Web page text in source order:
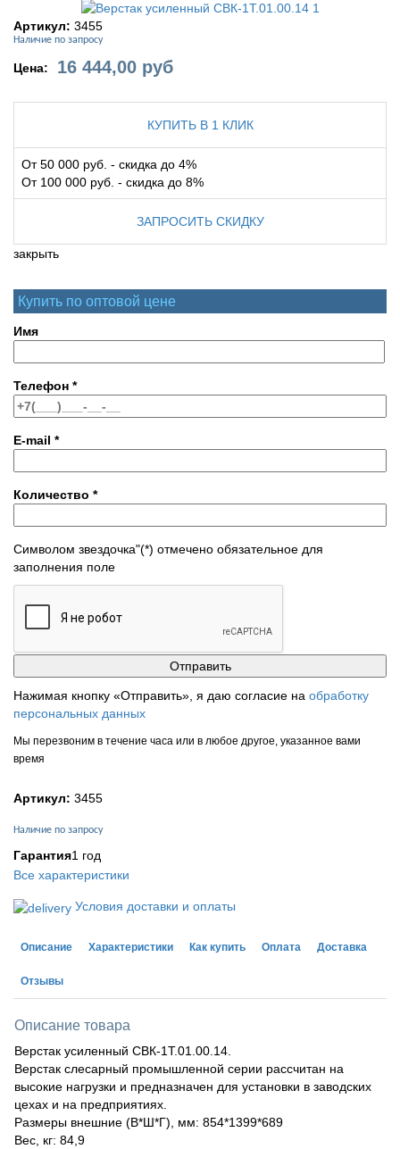
Артикул: 3455
Наличие по запросу
Цена: 16 444,00 руб
КУПИТЬ В 1 КЛИК
От 50 000 руб. - скидка до 4%
От 100 000 руб. - скидка до 8%
ЗАПРОСИТЬ СКИДКУ
закрыть
Купить по оптовой цене
Имя
Телефон *
E-mail *
Количество *
Символом звездочка"(*) отмечено обязательное для
заполнения поле
Нажимая кнопку «Отправить», я даю согласие на обработку
персональных данных
Мы перезвоним в течение часа или в любое другое, указанное вами
время
Артикул: 3455
Наличие по запросу
Гарантия1 год
Все характеристики
Условия доставки и оплаты
Описание Характеристики Как купить Оплата Доставка
Отзывы
Описание товара
Верстак усиленный СВК-1Т.01.00.14.
Верстак слесарный промышленной серии рассчитан на
высокие нагрузки и предназначен для установки в заводских
цехах и на предприятиях.
Размеры внешние (В*Ш*Г), мм: 854*1399*689
Вес, кг: 84,9